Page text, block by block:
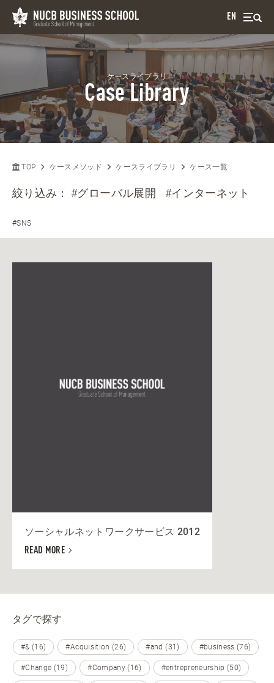
EN
ケースライブラリ
Case Library
TOP ケースメソッド ケースライブラリ ケース一覧
絞り込み：#グローバル展開 #インターネット
#SNS
ソーシャルネットワークサービス 2012
READ MORE
タグで探す
#& (16) #Acquisition (26) #and (31) #business (76)
#Change (19) #Company (16) #entrepreneurship (50)